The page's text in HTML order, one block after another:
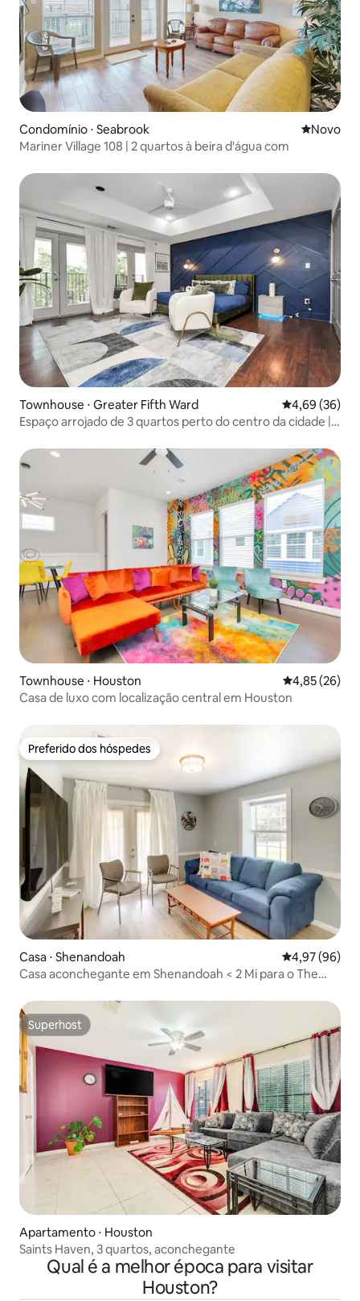
Condomínio ⋅ Seabrook Novo
Novo
Mariner Village 108 | 2 quartos à beira d'água com
Townhouse ⋅ Greater Fifth Ward 4,69 de uma
4,69 (36)
Espaço arrojado de 3 quartos perto do centro da cidade |
Townhouse ⋅ Houston 4,85 de uma
4,85 (26)
Casa de luxo com localização central em Houston
Preferido dos hóspedes
Preferido dos hóspedes
Casa ⋅ Shenandoah 4,97 de uma
4,97 (96)
Casa aconchegante em Shenandoah < 2 Mi para o The
Superhost
Superhost
Apartamento ⋅ Houston
Saints Haven, 3 quartos, aconchegante
Qual é a melhor época para visitar
Houston?